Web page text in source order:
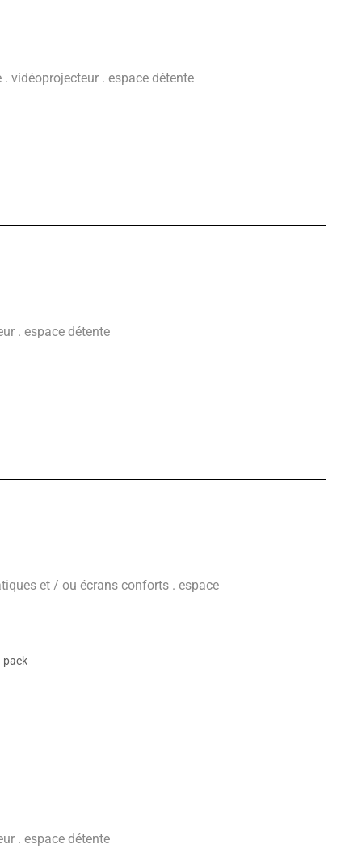
vidéoprojecteur . espace détente
. espace détente
et / ou écrans conforts . espace
pack
. espace détente